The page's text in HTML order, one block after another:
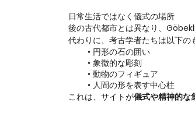
日常生活ではなく儀式の場所
後の古代都市とは異なり、
代わりに、考古学者たちは以下の
円形の石の囲い
象徴的な彫刻
動物のフィギュア
人間の形を表す中心柱
これは、サイトが儀式や精神的な